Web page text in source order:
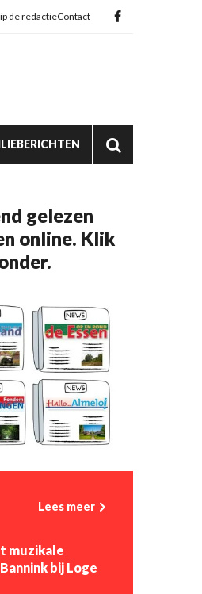
de redactieContact
gelezen
online. Klik
Lees meer
muzikale
bij Loge